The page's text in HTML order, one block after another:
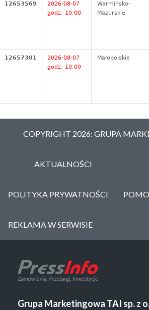
12653569
2026-08-07
godz. 10:00
Warmińsko-
Mazurskie
12657301
2026-08-07
godz. 10:00
Małopolskie
COPYRIGHT 2026: GRUPA
AKTUALNOŚCI
POLITYKA PRYWATNOŚCI
REKLAMA W SERWISIE
Grupa Marketingowa TAI sp. z